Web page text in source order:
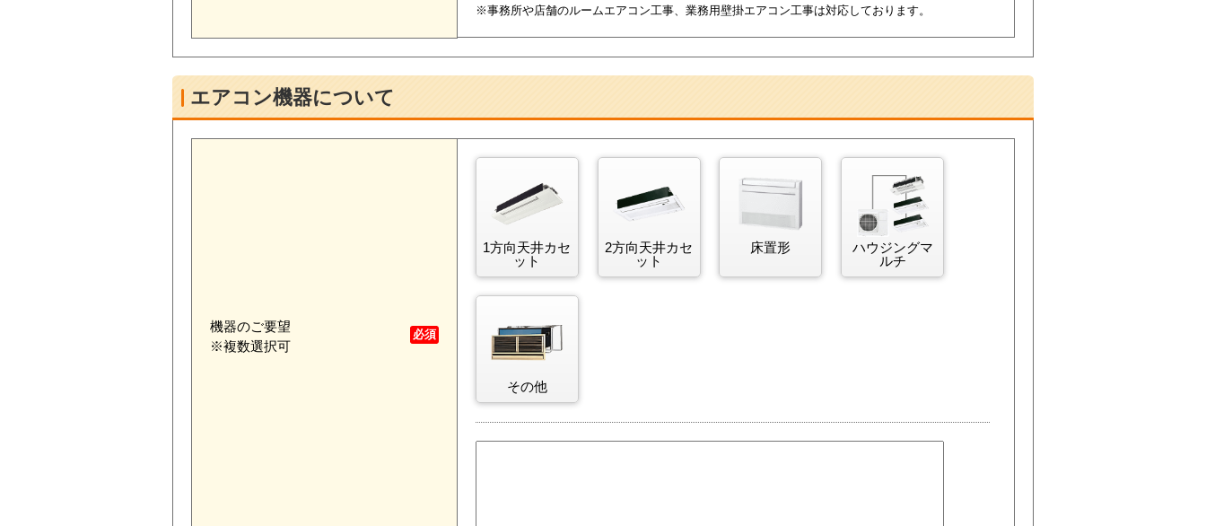
※事務所や店舗のルームエアコン工事、業務用壁掛エアコン工事は対応しております。
エアコン機器について
機器のご要望
※複数選択可
必須
1方向天井カセ
ット
2方向天井カセ
ット
床置形
ハウジングマ
ルチ
その他